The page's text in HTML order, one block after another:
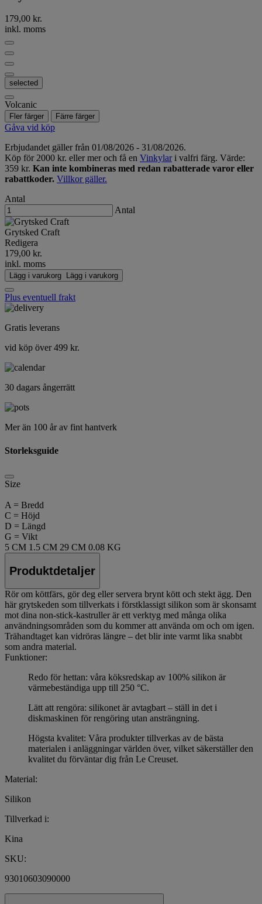
179,00 kr.
inkl. moms
selected
Volcanic
Fler färger Färre färger
Gåva vid köp
Erbjudandet gäller från 01/08/2026 - 31/08/2026.
Köp för 2000 kr. eller mer och få en Vinkylari valfri färg. Värde:
359 kr. Kan inte kombineras med redan rabatterade varor eller
rabattkoder. Villkor gäller.
Antal
Antal
Grytsked Craft
Redigera
179,00 kr.
inkl. moms
Lägg i varukorg Lägg i varukorg
Plus eventuell frakt
Gratis leverans
vid köp över 499 kr.
30 dagars ångerrätt
Mer än 100 år av fint hantverk
Storleksguide
Size
A = Bredd
C = Höjd
D = Längd
G = Vikt
5 CM 1.5 CM 29 CM 0.08 KG
Produktdetaljer
Rör om köttfärs, gör deg eller servera brynt kött och stekt ägg. Den
här grytskeden som tillverkats i förstklassigt silikon som är skonsamt
mot dina non-stick-kastruller är ett verktyg med många olika
användningsområden som du kommer att använda om och om igen.
Trähandtaget kan vidröras längre – det blir inte varmt lika snabbt
som andra material.
Funktioner:
Redo för hettan: våra köksredskap av 100% silikon är
värmebeständiga upp till 250 °C.
Lätt att rengöra: silikonet är avtagbart – ställ in det i
diskmaskinen för rengöring utan ansträngning.
Högsta kvalitet: Våra produkter tillverkas av de bästa
materialen i anläggningar världen över, vilket säkerställer den
kvalitet du förväntar dig från Le Creuset.
Material:
Silikon
Tillverkad i:
Kina
SKU:
93010603090000